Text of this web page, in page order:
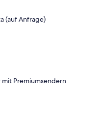
(auf Anfrage)
Premiumsendern